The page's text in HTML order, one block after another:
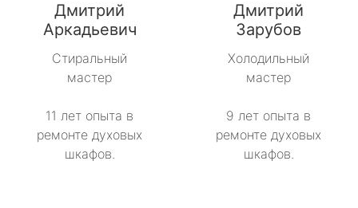
Дмитрий
Аркадьевич
Стиральный
мастер
11 лет опыта в
ремонте духовых
шкафов.
Дмитрий
Зарубов
Холодильный
мастер
9 лет опыта в
ремонте духовых
шкафов.